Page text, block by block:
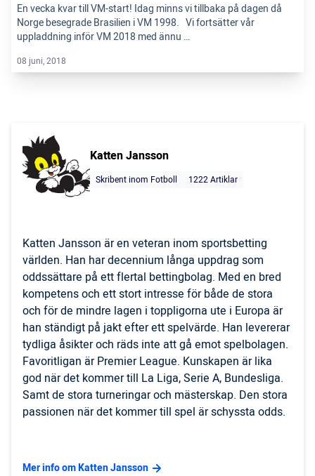
En vecka kvar till VM-start! Idag minns vi tillbaka på dagen då
Norge besegrade Brasilien i VM 1998. Vi fortsätter vår
uppladdning inför VM 2018 med ännu …
08 juni, 2018
Katten Jansson
Skribent inom Fotboll 1222 Artiklar
Katten Jansson är en veteran inom sportsbetting
världen. Han har decennium långa uppdrag som
oddssättare på ett flertal bettingbolag. Med en bred
kompetens och ett stort intresse för både de stora
och för de mindre lagen i toppligorna ute i Europa är
han ständigt på jakt efter ett spelvärde. Han levererar
tydliga åsikter och räds inte att gå emot spelbolagen.
Favoritligan är Premier League. Kunskapen är lika
god när det kommer till La Liga, Serie A, Bundesliga.
Samt de stora turneringar och mästerskap. Den stora
passionen när det kommer till spel är schyssta odds.
Mer info om Katten Jansson